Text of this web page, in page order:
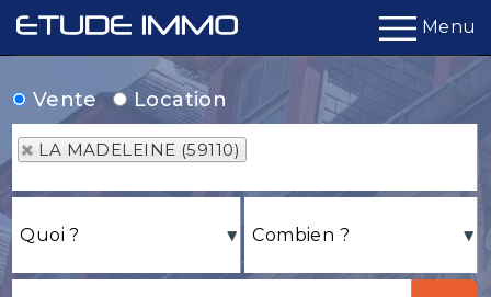
Menu
Vente Location
LA MADELEINE (59110)